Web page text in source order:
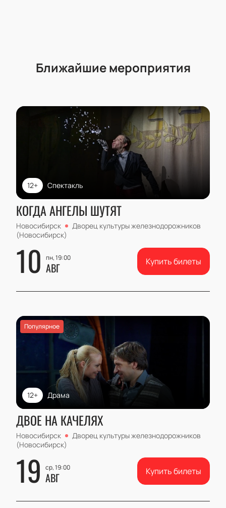
Ближайшие мероприятия
Спектакль
12+
КОГДА АНГЕЛЫ ШУТЯТ
Новосибирск
Дворец культуры железнодорожников
(Новосибирск)
10 пн, 19:00
АВГ Купить билеты
Популярное
Драма
12+
ДВОЕ НА КАЧЕЛЯХ
Новосибирск
Дворец культуры железнодорожников
(Новосибирск)
19 ср, 19:00
АВГ Купить билеты